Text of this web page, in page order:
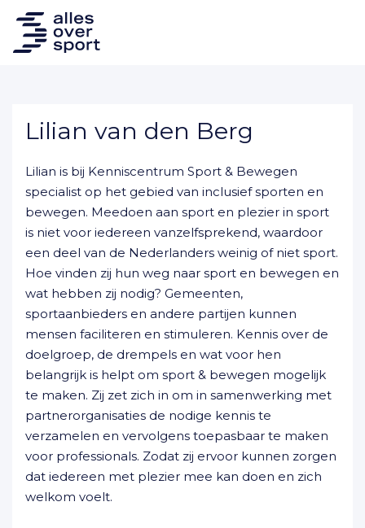
Lilian van den Berg
Lilian is bij Kenniscentrum Sport & Bewegen
specialist op het gebied van inclusief sporten en
bewegen. Meedoen aan sport en plezier in sport
is niet voor iedereen vanzelfsprekend, waardoor
een deel van de Nederlanders weinig of niet sport.
Hoe vinden zij hun weg naar sport en bewegen en
wat hebben zij nodig? Gemeenten,
sportaanbieders en andere partijen kunnen
mensen faciliteren en stimuleren. Kennis over de
doelgroep, de drempels en wat voor hen
belangrijk is helpt om sport & bewegen mogelijk
te maken. Zij zet zich in om in samenwerking met
partnerorganisaties de nodige kennis te
verzamelen en vervolgens toepasbaar te maken
voor professionals. Zodat zij ervoor kunnen zorgen
dat iedereen met plezier mee kan doen en zich
welkom voelt.